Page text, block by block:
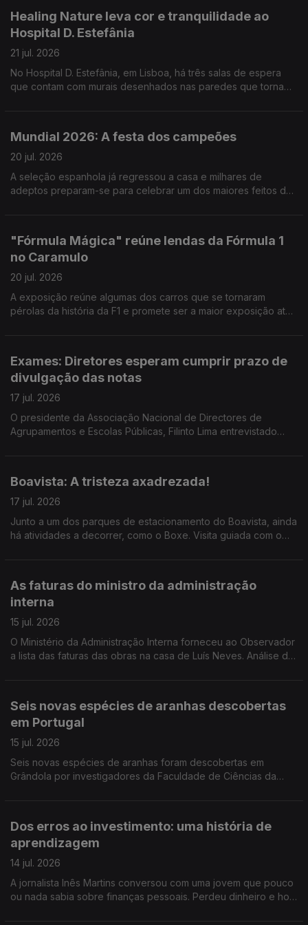
Healing Nature leva cor e tranquilidade ao
Hospital D. Estefânia
21 jul. 2026
No Hospital D. Estefânia, em Lisboa, há três salas de espera
que contam com murais desenhados nas paredes que tornam
Mundial 2026: A festa dos campeões
20 jul. 2026
A seleção espanhola já regressou a casa e milhares de
adeptos preparam-se para celebrar um dos maiores feitos da
"Fórmula Mágica" reúne lendas da Fórmula 1
no Caramulo
20 jul. 2026
A exposição reúne algumas dos carros que se tornaram
pérolas da história da F1 e promete ser a maior exposição até
Exames: Diretores esperam cumprir prazo de
divulgação das notas
17 jul. 2026
O presidente da Associação Nacional de Directores de
Agrupamentos e Escolas Públicas, Filinto Lima entrevistado
Boavista: A tristeza axadrezada!
17 jul. 2026
Junto a um dos parques de estacionamento do Boavista, ainda
há atividades a decorrer, como o Boxe. Visita guiada com o
As faturas do ministro da administração
interna
15 jul. 2026
O Ministério da Administração Interna forneceu ao Observador
a lista das faturas das obras na casa de Luís Neves. Análise de
Seis novas espécies de aranhas descobertas
em Portugal
15 jul. 2026
Seis novas espécies de aranhas foram descobertas em
Grândola por investigadores da Faculdade de Ciências da
Dos erros ao investimento: uma história de
aprendizagem
14 jul. 2026
A jornalista Inês Martins conversou com uma jovem que pouco
ou nada sabia sobre finanças pessoais. Perdeu dinheiro e hoje